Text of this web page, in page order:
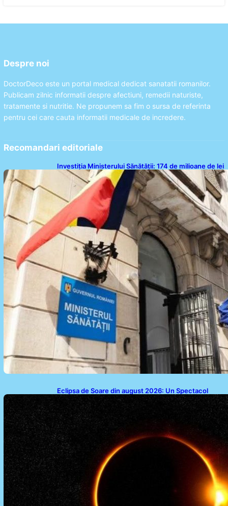
Despre noi
DoctorDeco este un portal medical dedicat sanatatii romanilor.
Publicam zilnic informatii despre afectiuni, remedii naturiste,
tratamente si nutritie. Ne propunem sa fim o sursa de referinta
pentru cei care cauta informatii medicale de incredere.
Recomandari editoriale
Investiția Ministerului Sănătății: 174 de milioane de lei
pentru modernizarea sistemului sanitar din România
Eclipsa de Soare din august 2026: Un Spectacol
Astronomic Pe Cerul României